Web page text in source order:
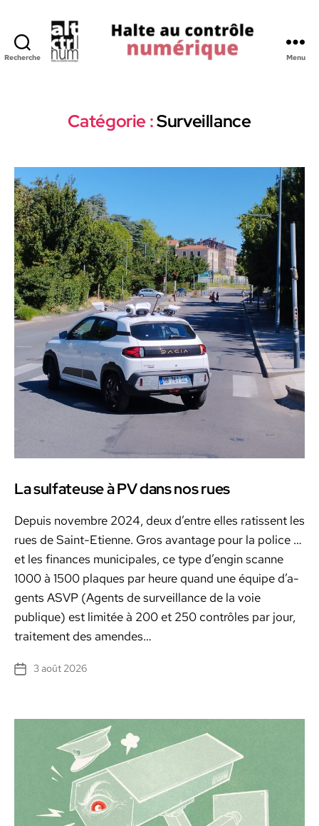
Recherche
Numerique
Menu
Catégorie :Surveillance
La sulfateuse à PV dans nos rues
Depuis novem­bre 2024, deux d’en­tre elles ratis­sent les
rues de Saint-Eti­enne. Gros avan­tage pour la police …
et les finances munic­i­pales, ce type d’en­gin scanne
1000 à 1500 plaques par heure quand une équipe d’a­
gents ASVP (Agents de sur­veil­lance de la voie
publique) est lim­itée à 200 et 250 con­trôles par jour,
traite­ment des amendes…
Date3 août 2026